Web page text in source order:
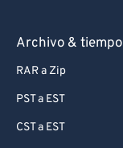
Archivo & tiempo
RAR a Zip
PST a EST
CST a EST